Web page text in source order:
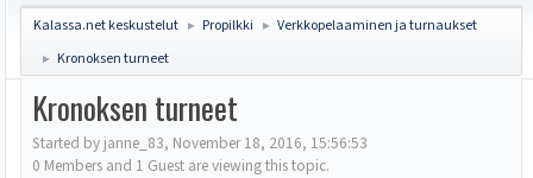
Kalassa.net keskustelut ► Propilkki ► Verkkopelaaminen ja turnaukset
► Kronoksen turneet
Kronoksen turneet
Started by janne_83, November 18, 2016, 15:56:53
0 Members and 1 Guest are viewing this topic.